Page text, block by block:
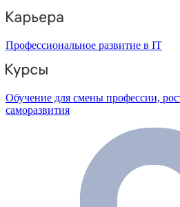
Профессиональное развитие в IT
Обучение для смены профессии,
саморазвития